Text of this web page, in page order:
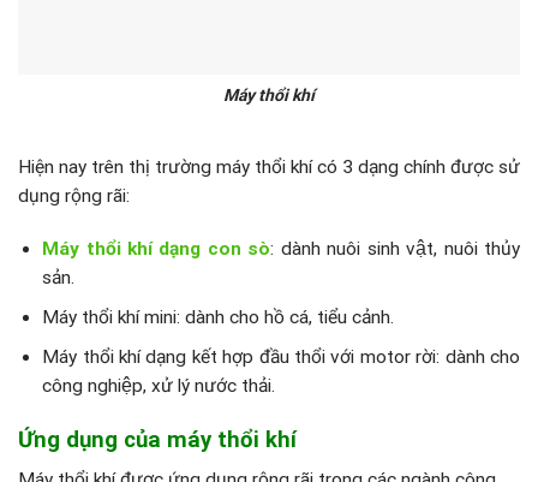
Máy thổi khí
Hiện nay trên thị trường máy thổi khí có 3 dạng chính được sử
dụng rộng rãi:
Máy thổi khí dạng con sò: dành nuôi sinh vật, nuôi thủy
sản.
Máy thổi khí mini: dành cho hồ cá, tiểu cảnh.
Máy thổi khí dạng kết hợp đầu thổi với motor rời: dành cho
công nghiệp, xử lý nước thải.
Ứng dụng của máy thổi khí